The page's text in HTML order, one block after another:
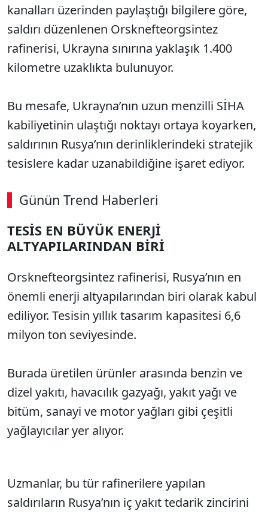
kanalları üzerinden paylaştığı bilgilere göre,
saldırı düzenlenen Orsknefteorgsintez
rafinerisi, Ukrayna sınırına yaklaşık 1.400
kilometre uzaklıkta bulunuyor.
Bu mesafe, Ukrayna’nın uzun menzilli SİHA
kabiliyetinin ulaştığı noktayı ortaya koyarken,
saldırının Rusya’nın derinliklerindeki stratejik
tesislere kadar uzanabildiğine işaret ediyor.
Günün Trend Haberleri
TESİS EN BÜYÜK ENERJİ
ALTYAPILARINDAN BİRİ
Orsknefteorgsintez rafinerisi, Rusya’nın en
önemli enerji altyapılarından biri olarak kabul
ediliyor. Tesisin yıllık tasarım kapasitesi 6,6
milyon ton seviyesinde.
Burada üretilen ürünler arasında benzin ve
dizel yakıtı, havacılık gazyağı, yakıt yağı ve
bitüm, sanayi ve motor yağları gibi çeşitli
yağlayıcılar yer alıyor.
Uzmanlar, bu tür rafinerilere yapılan
saldırıların Rusya’nın iç yakıt tedarik zincirini